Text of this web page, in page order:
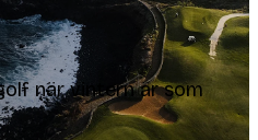
när vintern är som